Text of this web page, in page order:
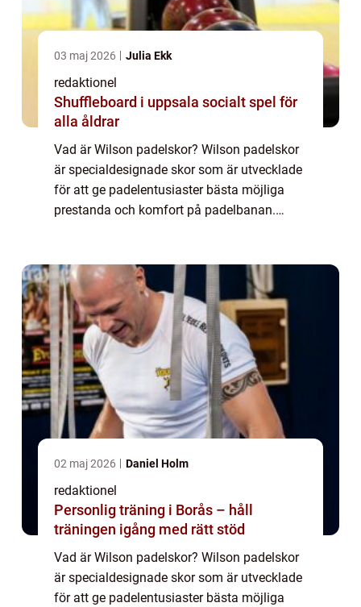
03 maj 2026 Julia Ekk
redaktionel
Shuffleboard i uppsala socialt spel för
alla åldrar
Vad är Wilson padelskor? Wilson padelskor
är specialdesignade skor som är utvecklade
för att ge padelentusiaster bästa möjliga
prestanda och komfort på padelbanan.
oc...
02 maj 2026 Daniel Holm
redaktionel
Personlig träning i Borås – håll
träningen igång med rätt stöd
Vad är Wilson padelskor? Wilson padelskor
är specialdesignade skor som är utvecklade
för att ge padelentusiaster bästa möjliga